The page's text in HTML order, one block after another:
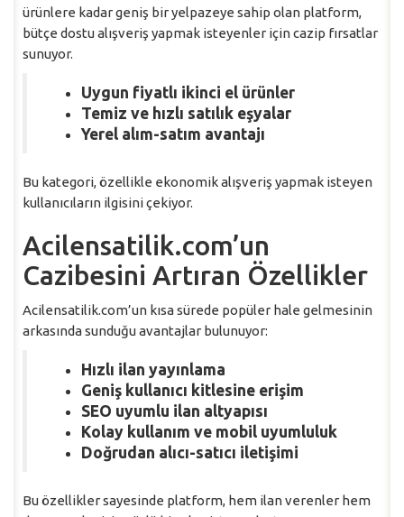
ürünlere kadar geniş bir yelpazeye sahip olan platform,
bütçe dostu alışveriş yapmak isteyenler için cazip fırsatlar
sunuyor.
Uygun fiyatlı ikinci el ürünler
Temiz ve hızlı satılık eşyalar
Yerel alım-satım avantajı
Bu kategori, özellikle ekonomik alışveriş yapmak isteyen
kullanıcıların ilgisini çekiyor.
Acilensatilik.com’un
Cazibesini Artıran Özellikler
Acilensatilik.com’un kısa sürede popüler hale gelmesinin
arkasında sunduğu avantajlar bulunuyor:
Hızlı ilan yayınlama
Geniş kullanıcı kitlesine erişim
SEO uyumlu ilan altyapısı
Kolay kullanım ve mobil uyumluluk
Doğrudan alıcı-satıcı iletişimi
Bu özellikler sayesinde platform, hem ilan verenler hem